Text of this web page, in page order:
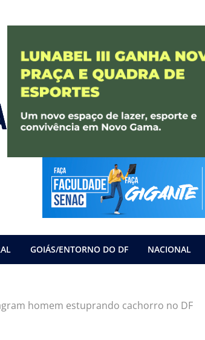
GOIÁS/ENTORNO DO DF NACIONAL
homem estuprando cachorro no DF